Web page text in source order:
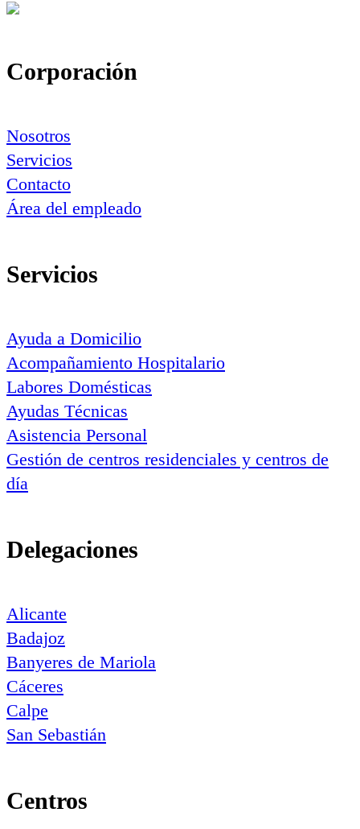
Corporación
Nosotros
Servicios
Contacto
Área del empleado
Servicios
Ayuda a Domicilio
Acompañamiento Hospitalario
Labores Domésticas
Ayudas Técnicas
Asistencia Personal
Gestión de centros residenciales y centros de
día
Delegaciones
Alicante
Badajoz
Banyeres de Mariola
Cáceres
Calpe
San Sebastián
Centros